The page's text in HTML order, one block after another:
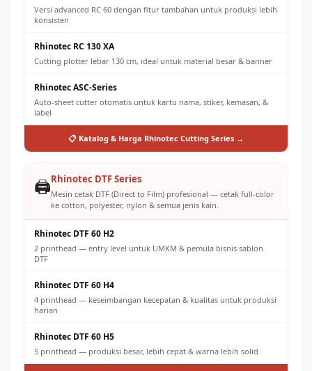
Versi advanced RC 60 dengan fitur tambahan untuk produksi lebih
konsisten
Rhinotec RC 130 XA
Cutting plotter lebar 130 cm, ideal untuk material besar & banner
Rhinotec ASC-Series
Auto-sheet cutter otomatis untuk kartu nama, stiker, kemasan, &
label
📋 Katalog & Harga Rhinotec Cutting Series →
🖨️Rhinotec DTF Series
Mesin cetak DTF (Direct to Film) profesional — cetak full-color
ke cotton, polyester, nylon & semua jenis kain.
Rhinotec DTF 60 H2
2 printhead — entry level untuk UMKM & pemula bisnis sablon
DTF
Rhinotec DTF 60 H4
4 printhead — keseimbangan kecepatan & kualitas untuk produksi
harian
Rhinotec DTF 60 H5
5 printhead — produksi besar, lebih cepat & warna lebih solid